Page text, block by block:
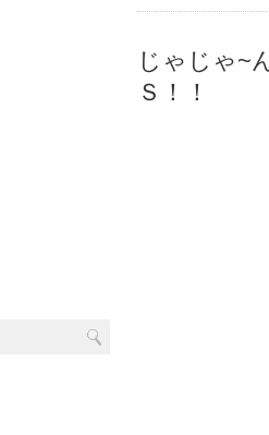
じゃじゃ
Ｓ！！